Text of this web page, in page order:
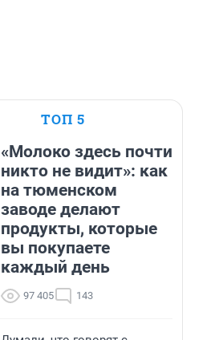
ТОП 5
«Молоко здесь почти
никто не видит»: как
на тюменском
заводе делают
продукты, которые
вы покупаете
каждый день
97 405 143